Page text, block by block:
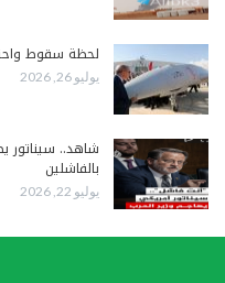
لحظة سقوط
يوليو 26, 2026
شاهد.. سيناتور
بالفاشلين
يوليو 22, 2026